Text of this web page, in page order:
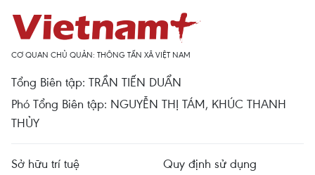
CƠ QUAN CHỦ QUẢN: THÔNG TẤN XÃ VIỆT NAM
Tổng Biên tập: TRẦN TIẾN DUẨN
Phó Tổng Biên tập: NGUYỄN THỊ TÁM, KHÚC THANH
THỦY
Sở hữu trí tuệ
Quy định sử dụng